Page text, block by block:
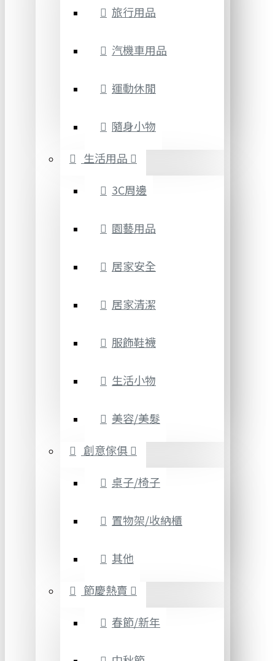
旅行用品
汽機車用品
運動休閒
隨身小物
生活用品
3C周邊
園藝用品
居家安全
居家清潔
服飾鞋襪
生活小物
美容/美髮
創意傢俱
桌子/椅子
置物架/收納櫃
其他
節慶熱賣
春節/新年